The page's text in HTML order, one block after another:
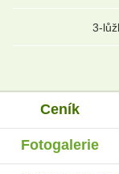
3-
Ceník
Fotogalerie